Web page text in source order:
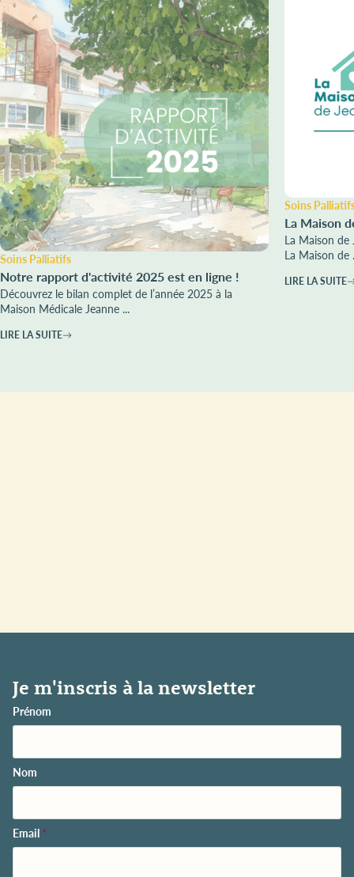
Soins Palliatifs
Notre rapport d'activité 2025 est en ligne !
Découvrez le bilan complet de l’année 2025 à la
Maison Médicale Jeanne ...
LIRE LA SUITE
Soins
La Maison
La Maison de
La Maison de
LIRE LA SUITE
Je m'inscris à la newsletter
Prénom
Nom
Email *